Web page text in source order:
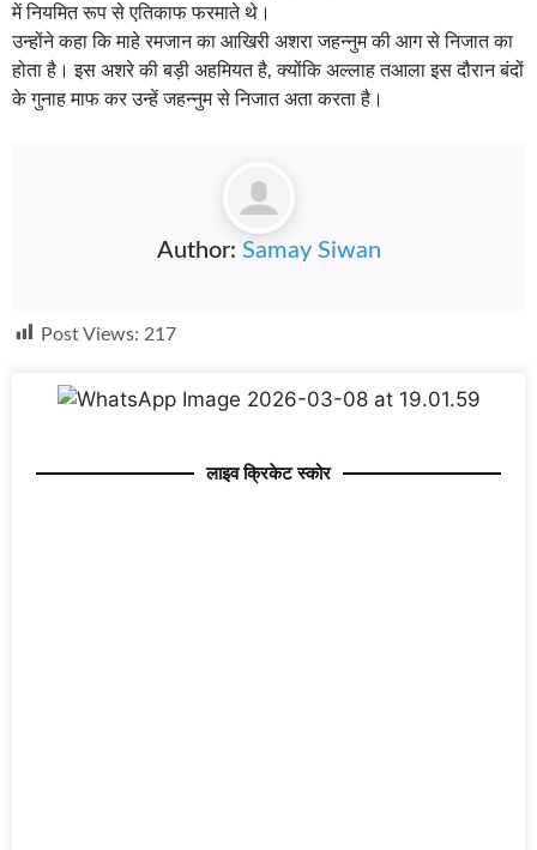
में नियमित रूप से एतिकाफ फरमाते थे।
उन्होंने कहा कि माहे रमजान का आखिरी अशरा जहन्नुम की आग से निजात का
होता है। इस अशरे की बड़ी अहमियत है, क्योंकि अल्लाह तआला इस दौरान बंदों
के गुनाह माफ कर उन्हें जहन्नुम से निजात अता करता है।
Author: Samay Siwan
Post Views: 217
लाइव क्रिकेट स्कोर